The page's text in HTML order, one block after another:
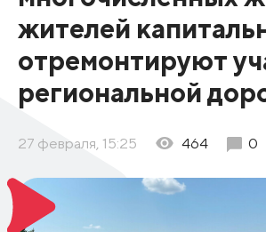
жителей
отремонтируют
региональной
27 февраля, 15:25 464 0